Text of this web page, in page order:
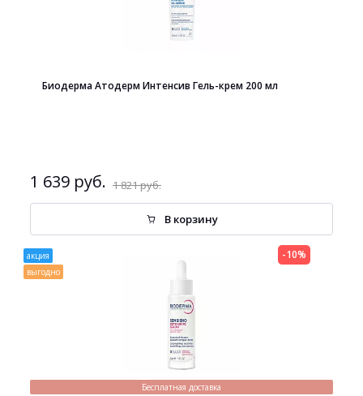
Биодерма Атодерм Интенсив Гель-крем 200 мл
1 639 руб. 1 821 руб.
В корзину
акция
выгодно
Бесплатная доставка
-10%